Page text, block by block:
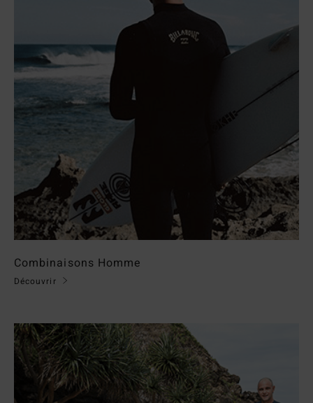
Combinaisons Homme
Découvrir